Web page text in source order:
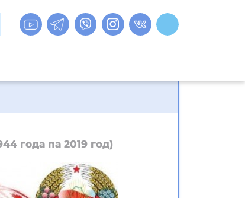
года па 2019 год)